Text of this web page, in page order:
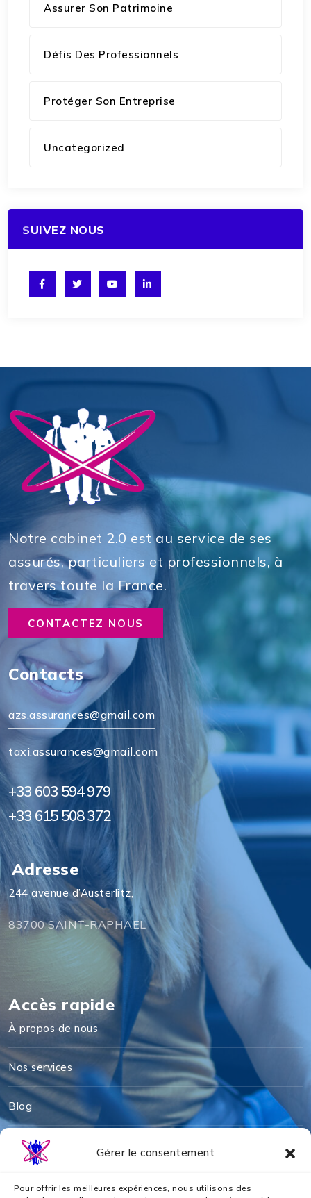
Gérer le consentement
Pour offrir les meilleures expériences, nous utilisons des
Assurer Son Patrimoine
Défis Des Professionnels
Protéger Son Entreprise
Uncategorized
SUIVEZ NOUS
Notre cabinet 2.0 est au service de ses
assurés, particuliers et professionnels, à
travers toute la France.
CONTACTEZ NOUS
Contacts
azs.assurances@gmail.com
taxi.assurances@gmail.com
+33 603 594 979
+33 615 508 372
Adresse
244 avenue d’Austerlitz,
83700 SAINT-RAPHAEL
Accès rapide
À propos de nous
Nos services
Blog
Mentions légales
Politique de cookies